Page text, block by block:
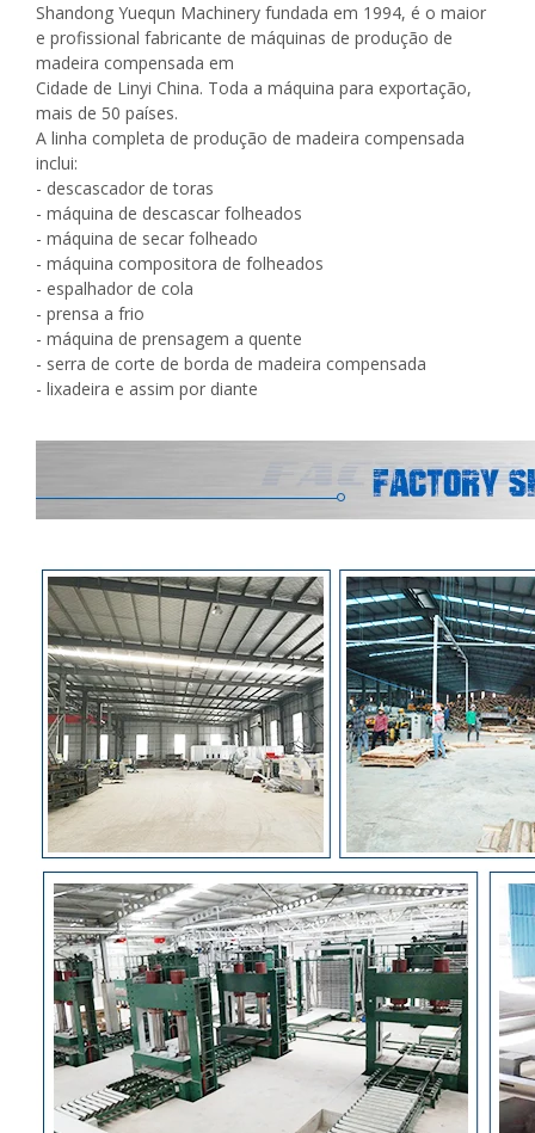
Shandong Yuequn Machinery fundada em 1994, é o maior
e profissional fabricante de máquinas de produção de
madeira compensada em
Cidade de Linyi China. Toda a máquina para exportação,
mais de 50 países.
A linha completa de produção de madeira compensada
inclui:
- descascador de toras
- máquina de descascar folheados
- máquina de secar folheado
- máquina compositora de folheados
- espalhador de cola
- prensa a frio
- máquina de prensagem a quente
- serra de corte de borda de madeira compensada
- lixadeira e assim por diante